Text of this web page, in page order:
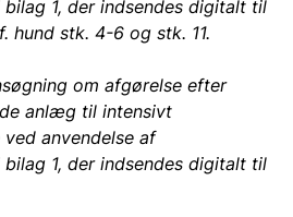
1, der indsendes digitalt til
hund stk. 4-6 og stk. 11.
om afgørelse efter
anlæg til intensivt
anvendelse af
1, der indsendes digitalt til